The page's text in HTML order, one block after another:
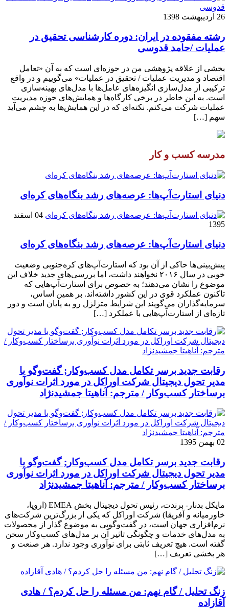
26 اردیبهشت 1398
رشته مفقوده در ایران: دوره کارشناسی تحقیق در
عملیات /حامد قدوسی
بخشی از علاقه پژوهشی من در حوزه‌ای است که به آن «تعامل
اقتصاد و مدیریت عملیات / تحقیق در عملیات» می‌گوییم و در واقع
ترکیبی از مدل‌سازی انگیزه‌های عامل‌ها با مدل‌های بهینه‌سازی
است. به این خاطر در برخی کارگاه‌ها و همایش‌های حوزه مدیریت
عملیات شرکت می‌کنم. نکته‌ای که در این همایش‌ها به چشم می‌آید
سهم […]
مدرسه کسب و کار
دنیای استارت‌آپ‌ها: عرصه‌های رشد بنگاه‌های کره‌ای‌
04 اسفند
1395
دنیای استارت‌آپ‌ها: عرصه‌های رشد بنگاه‌های کره‌ای‌
پیش‌بینی‌ها حاکی از آن بود که استارت‌آپ‌های کره‌جنوبی وضعیت
خوبی در سال ۲۰۱۶ نخواهند داشت، اما بررسی‌های جدید خلاف این
موضوع را نشان می‌دهند؛ به خصوص برای استارت‌آپ‌هایی که
تاکنون عملکرد قوی در این کشور داشته‌اند. بر همین اساس،
سرمایه‌گذاران می‌گویند این شرایط متزلزل رو به پایان است و دور
تازه‌ای از استارت‌آپ‌هایی با عملکرد […]
رقابت جدید برسر تکامل مدل کسب‌و‌کار; گفت‌وگو با
مدیر تحول دیجیتال شرکت اوراکل در مورد اثرات نوآوری
برساختار کسب‌وکار / مترجم: آناهیتا جمشیدنژاد
02 بهمن 1395
رقابت جدید برسر تکامل مدل کسب‌و‌کار; گفت‌وگو با
مدیر تحول دیجیتال شرکت اوراکل در مورد اثرات نوآوری
برساختار کسب‌وکار / مترجم: آناهیتا جمشیدنژاد
مایکل بدنار- برندت، رئیس تحول دیجیتال بخش EMEA (اروپا،
خاورمیانه و آفریقا) شرکت اوراکل که یکی از بزرگ‌ترین شرکت‌های
نرم‌افزاری جهان است، در گفت‌وگویی به موضوع گذار از محصولات
به مدل‌های خدمات و چگونگی تاثیر آن بر مدل‌های کسب‌و‌کار سخن
گفته است. هیچ تعریف ثابتی برای نوآوری وجود ندارد. هر صنعت و
هر بخشی تعریف […]
زنگ تحلیل / گام نهم: من مسئله را حل کردم؟ / هادی
آقازاده